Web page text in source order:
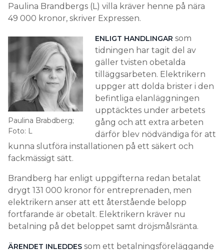
Paulina Brandbergs (L) villa kräver henne på nära
49 000 kronor, skriver Expressen.
Paulina Brabdberg;
Foto: L
ENLIGT HANDLINGAR som
tidningen har tagit del av
gäller tvisten obetalda
tilläggsarbeten. Elektrikern
uppger att dolda brister i den
befintliga elanläggningen
upptäcktes under arbetets
gång och att extra arbeten
därför blev nödvändiga för att
kunna slutföra installationen på ett säkert och
fackmässigt sätt.
Brandberg har enligt uppgifterna redan betalat
drygt 131 000 kronor för entreprenaden, men
elektrikern anser att ett återstående belopp
fortfarande är obetalt. Elektrikern kräver nu
betalning på det beloppet samt dröjsmålsränta.
ÄRENDET INLEDDES som ett betalningsföreläggande